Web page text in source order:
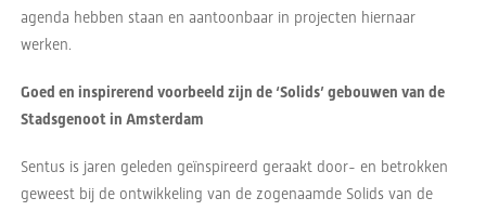
agenda hebben staan en aantoonbaar in projecten hiernaar
werken.
Goed en inspirerend voorbeeld zijn de ‘Solids’ gebouwen van de
Stadsgenoot in Amsterdam
Sentus is jaren geleden geïnspireerd geraakt door- en betrokken
geweest bij de ontwikkeling van de zogenaamde Solids van de